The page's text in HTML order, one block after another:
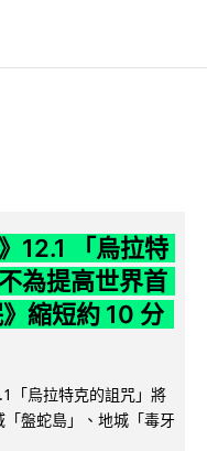
12.1 「烏拉特
為提高世界首
縮短約 10 分
「烏拉特克的詛咒」將
盤蛇島」、地城「毒牙